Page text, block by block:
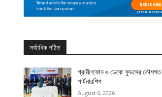
সর্বাাধিক পঠিত
গ্রামীণফোন ও ডেকো ফুডসের কৌশগত
পার্টনারশিপ
August 6, 2026